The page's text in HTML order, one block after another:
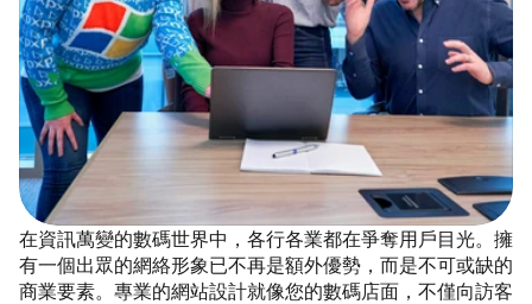
在資訊萬變的數碼世界中，各行各業都在爭奪用戶目光。擁
有一個出眾的網絡形象已不再是額外優勢，而是不可或缺的
商業要素。專業的網站設計就像您的數碼店面，不僅向訪客